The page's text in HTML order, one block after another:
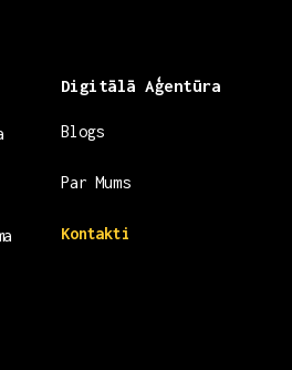
Digitālā Aģentūra
Blogs
Par Mums
Kontakti